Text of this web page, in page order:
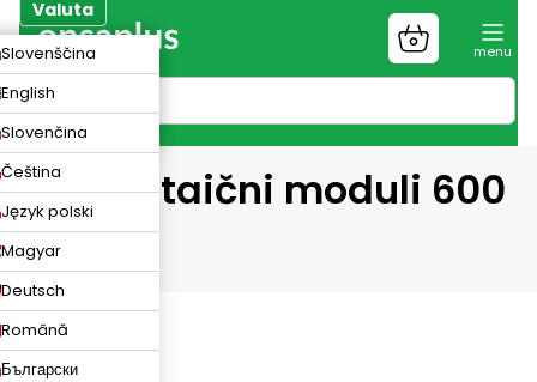
Preskoči
na
vsebino
Valuta
Slovenščina
English
Slovenčina
Čeština
Język polski
Magyar
Deutsch
Română
Български
Nakupovalni
voziček
Fotovoltaični moduli 600
W